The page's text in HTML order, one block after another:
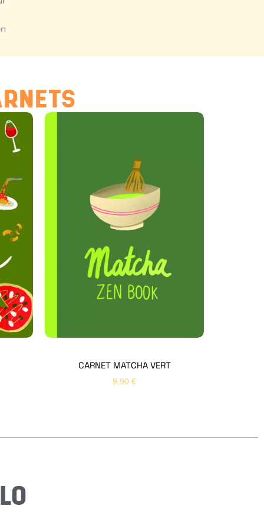
CARNET MATCHA VERT
9,90 €
Hello Editions
Nous revenons vers vous rapidement
Bonjour 👋
Nom* Prénom*